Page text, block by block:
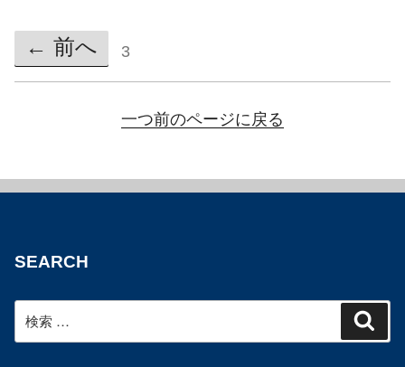
← 前へ 3
一つ前のページに戻る
SEARCH